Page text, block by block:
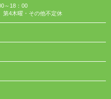
～18：00
第4木曜・その他不定休